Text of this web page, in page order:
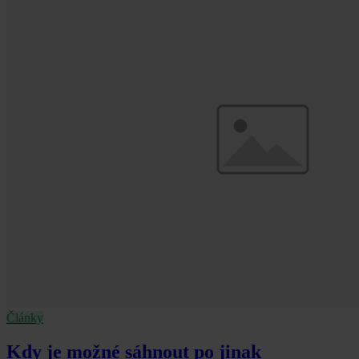
Články
Kdy je možné sáhnout po jinak